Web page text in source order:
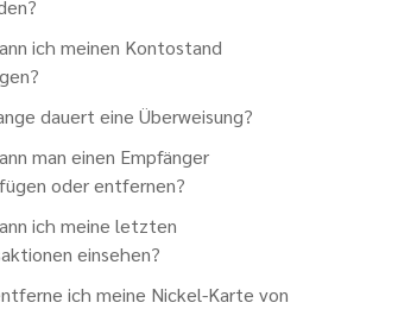
ich meinen Kontostand
dauert eine Überweisung?
man einen Empfänger
oder entfernen?
ich meine letzten
einsehen?
ich meine Nickel-Karte von